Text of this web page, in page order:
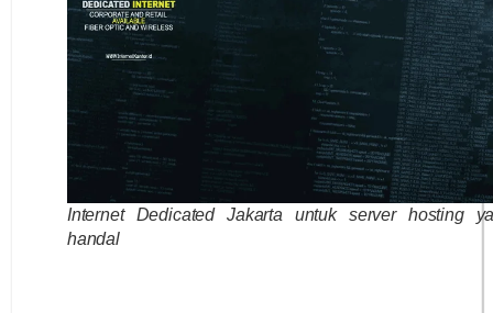
Internet Dedicated Jakarta untuk server hosting
handal